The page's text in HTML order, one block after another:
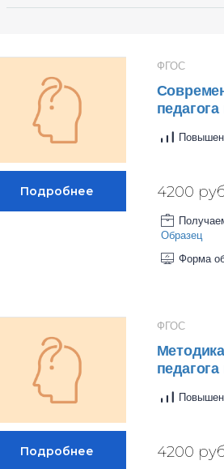
ФГОС
4200
Образец
Форма
ФГОС
4200